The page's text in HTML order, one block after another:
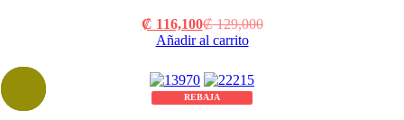
₡ 116,100Current
price
₡ 116,100.
₡129,000Original
Añadir al carrito
REBAJA